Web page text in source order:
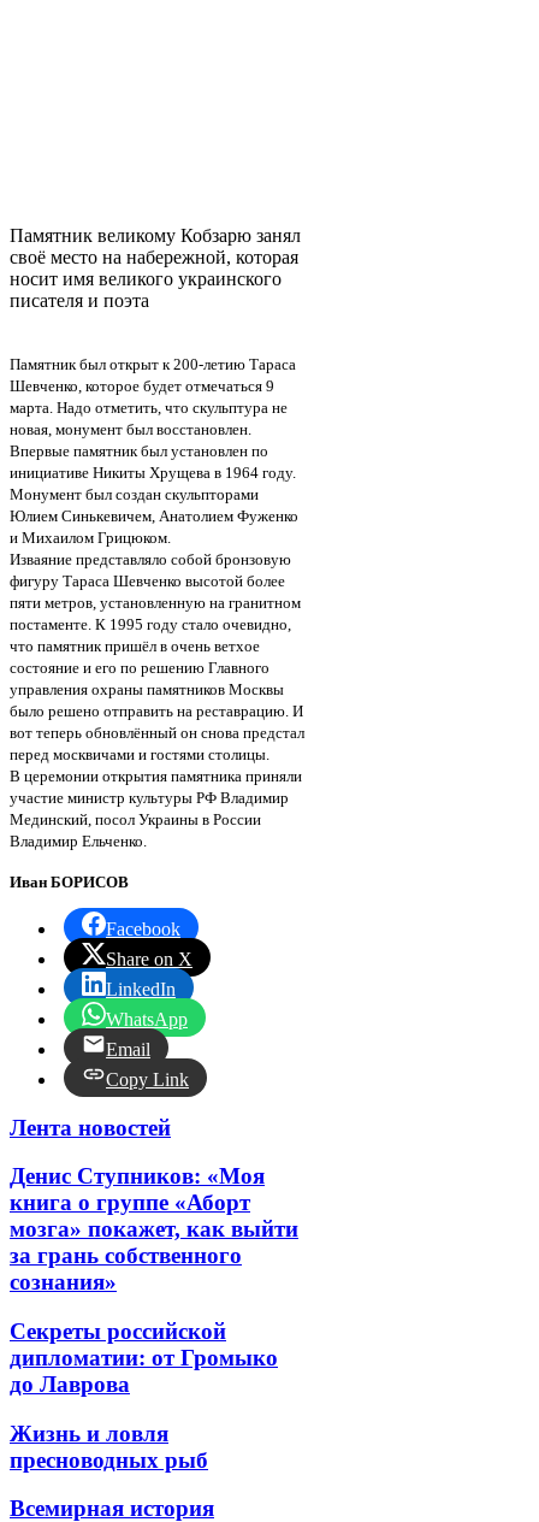
Памятник великому Кобзарю занял
своё место на набережной, которая
носит имя великого украинского
писателя и поэта
Памятник был открыт к 200-летию Тараса
Шевченко, которое будет отмечаться 9
марта. Надо отметить, что скульптура не
новая, монумент был восстановлен.
Впервые памятник был установлен по
инициативе Никиты Хрущева в 1964 году.
Монумент был создан скульпторами
Юлием Синькевичем, Анатолием Фуженко
и Михаилом Грицюком.
Изваяние представляло собой бронзовую
фигуру Тараса Шевченко высотой более
пяти метров, установленную на гранитном
постаменте. К 1995 году стало очевидно,
что памятник пришёл в очень ветхое
состояние и его по решению Главного
управления охраны памятников Москвы
было решено отправить на реставрацию. И
вот теперь обновлённый он снова предстал
перед москвичами и гостями столицы.
В церемонии открытия памятника приняли
участие министр культуры РФ Владимир
Мединский, посол Украины в России
Владимир Ельченко.
Иван БОРИСОВ
Facebook
Share on X
LinkedIn
WhatsApp
Email
Copy Link
Лента новостей
Денис Ступников: «Моя
книга о группе «Аборт
мозга» покажет, как выйти
за грань собственного
сознания»
Секреты российской
дипломатии: от Громыко
до Лаврова
Жизнь и ловля
пресноводных рыб
Всемирная история